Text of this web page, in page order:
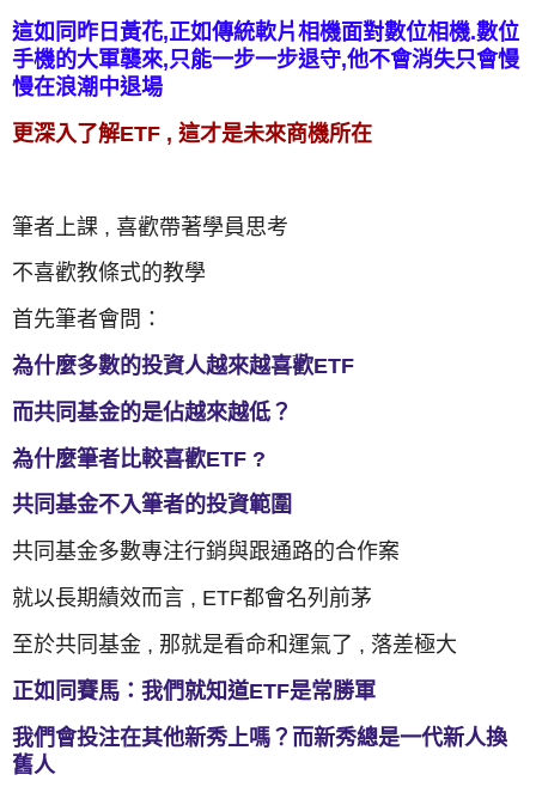
這如同昨日黃花,正如傳統軟片相機面對數位相機.數位
手機的大軍襲來,只能一步一步退守,他不會消失只會慢
慢在浪潮中退場
更深入了解ETF , 這才是未來商機所在
筆者上課 , 喜歡帶著學員思考
不喜歡教條式的教學
首先筆者會問：
為什麼多數的投資人越來越喜歡ETF
而共同基金的是佔越來越低？
為什麼筆者比較喜歡ETF ?
共同基金不入筆者的投資範圍
共同基金多數專注行銷與跟通路的合作案
就以長期績效而言 , ETF都會名列前茅
至於共同基金 , 那就是看命和運氣了 , 落差極大
正如同賽馬：我們就知道ETF是常勝軍
我們會投注在其他新秀上嗎？而新秀總是一代新人換
舊人